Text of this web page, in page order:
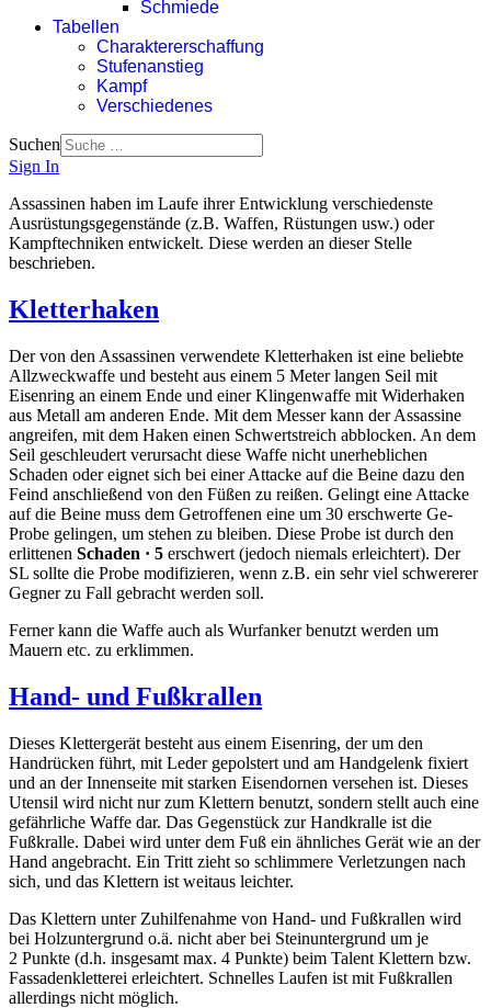
Schmiede
Tabellen
Charaktererschaffung
Stufenanstieg
Kampf
Verschiedenes
Suchen
Sign In
Assassinen haben im Laufe ihrer Entwicklung verschiedenste
Ausrüstungsgegenstände (z.B. Waffen, Rüstungen usw.) oder
Kampftechniken entwickelt. Diese werden an dieser Stelle
beschrieben.
Kletterhaken
Der von den Assassinen verwendete Kletterhaken ist eine beliebte
Allzweckwaffe und besteht aus einem 5 Meter langen Seil mit
Eisenring an einem Ende und einer Klingenwaffe mit Widerhaken
aus Metall am anderen Ende. Mit dem Messer kann der Assassine
angreifen, mit dem Haken einen Schwertstreich abblocken. An dem
Seil geschleudert verursacht diese Waffe nicht unerheblichen
Schaden oder eignet sich bei einer Attacke auf die Beine dazu den
Feind anschließend von den Füßen zu reißen. Gelingt eine Attacke
auf die Beine muss dem Getroffenen eine um 30 erschwerte Ge-
Probe gelingen, um stehen zu bleiben. Diese Probe ist durch den
erlittenen Schaden · 5 erschwert (jedoch niemals erleichtert). Der
SL sollte die Probe modifizieren, wenn z.B. ein sehr viel schwererer
Gegner zu Fall gebracht werden soll.
Ferner kann die Waffe auch als Wurfanker benutzt werden um
Mauern etc. zu erklimmen.
Hand- und Fußkrallen
Dieses Klettergerät besteht aus einem Eisenring, der um den
Handrücken führt, mit Leder gepolstert und am Handgelenk fixiert
und an der Innenseite mit starken Eisendornen versehen ist. Dieses
Utensil wird nicht nur zum Klettern benutzt, sondern stellt auch eine
gefährliche Waffe dar. Das Gegenstück zur Handkralle ist die
Fußkralle. Dabei wird unter dem Fuß ein ähnliches Gerät wie an der
Hand angebracht. Ein Tritt zieht so schlimmere Verletzungen nach
sich, und das Klettern ist weitaus leichter.
Das Klettern unter Zuhilfenahme von Hand- und Fußkrallen wird
bei Holzuntergrund o.ä. nicht aber bei Steinuntergrund um je
2 Punkte (d.h. insgesamt max. 4 Punkte) beim Talent Klettern bzw.
Fassadenkletterei erleichtert. Schnelles Laufen ist mit Fußkrallen
allerdings nicht möglich.